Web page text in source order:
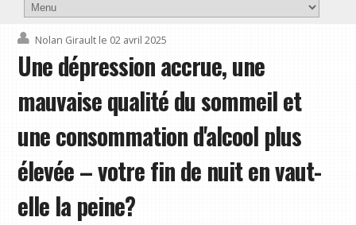
Nolan Girault le 02 avril 2025
Une dépression accrue, une
mauvaise qualité du sommeil et
une consommation d'alcool plus
élevée – votre fin de nuit en vaut-
elle la peine?